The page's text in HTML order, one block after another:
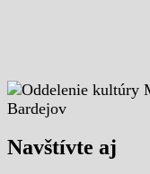
Navštívte aj